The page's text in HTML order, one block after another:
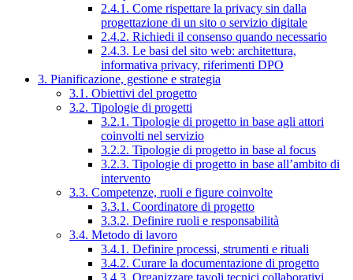
2.4.1. Come rispettare la privacy sin dalla
progettazione di un sito o servizio digitale
2.4.2. Richiedi il consenso quando necessario
2.4.3. Le basi del sito web: architettura,
informativa privacy, riferimenti DPO
3. Pianificazione, gestione e strategia
3.1. Obiettivi del progetto
3.2. Tipologie di progetti
3.2.1. Tipologie di progetto in base agli attori
coinvolti nel servizio
3.2.2. Tipologie di progetto in base al focus
3.2.3. Tipologie di progetto in base all’ambito di
intervento
3.3. Competenze, ruoli e figure coinvolte
3.3.1. Coordinatore di progetto
3.3.2. Definire ruoli e responsabilità
3.4. Metodo di lavoro
3.4.1. Definire processi, strumenti e rituali
3.4.2. Curare la documentazione di progetto
3.4.3. Organizzare tavoli tecnici collaborativi